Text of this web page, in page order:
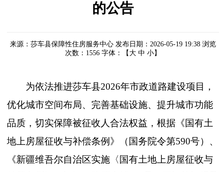
的公告
来源：莎车县保障性住房服务中心 发布日期：2026-05-19 19:38 浏览
次数： 1556 字体：【 大 中 小】
为依法推进莎车县2026年市政道路建设项目，
优化城市空间布局、完善基础设施、提升城市功能
品质，切实保障被征收人合法权益，根据《国有土
地上房屋征收与补偿条例》（国务院令第590号）、
《新疆维吾尔自治区实施〈国有土地上房屋征收与